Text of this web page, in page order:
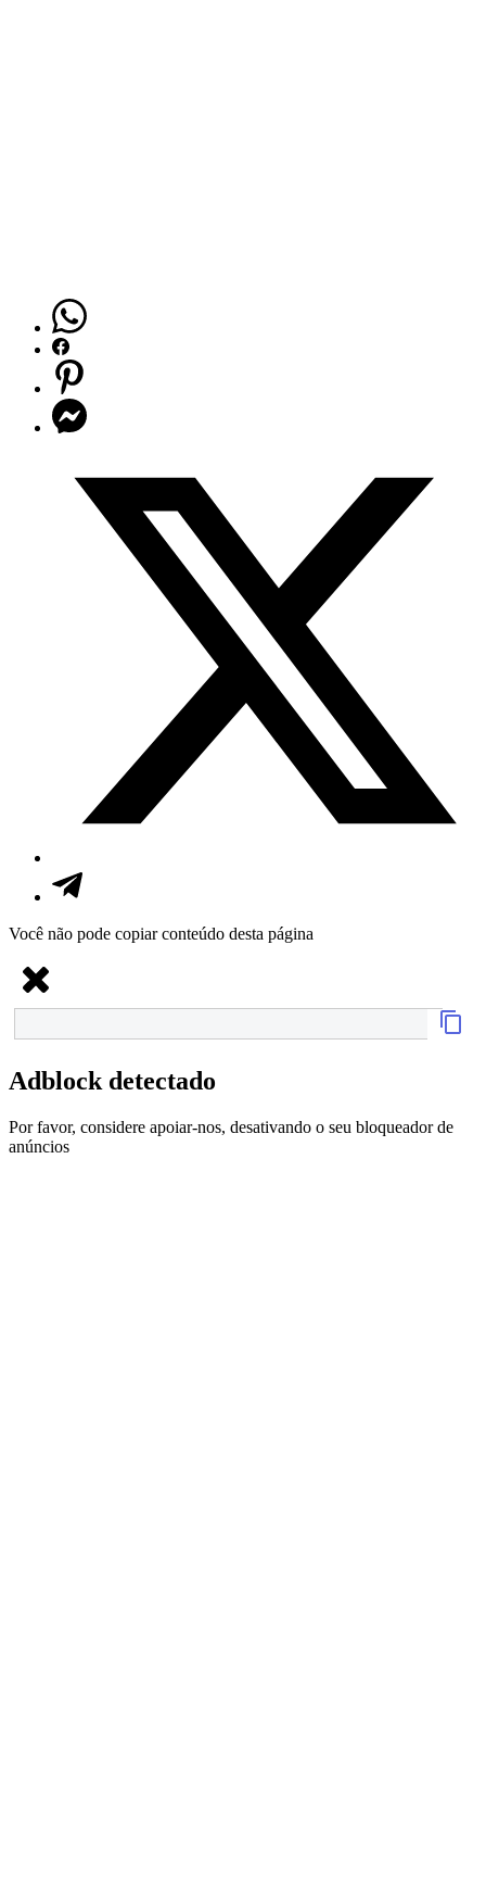
Você não pode copiar conteúdo desta página
Adblock detectado
Por favor, considere apoiar-nos, desativando o seu bloqueador de
anúncios